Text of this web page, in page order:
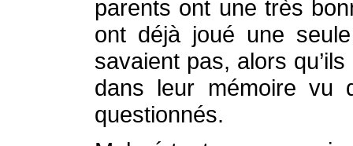
parents ont une très
ont déjà joué une
savaient pas, alors
dans leur mémoire vu
questionnés.